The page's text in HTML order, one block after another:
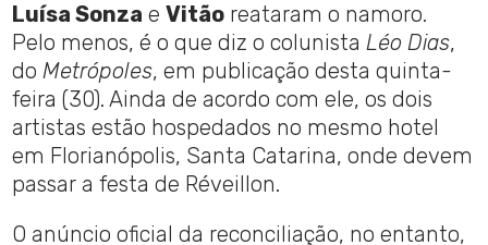
Luísa Sonza eVitão reataram o namoro.
Pelo menos, é o que diz o colunistaLéo Dias,
doMetrópoles, em publicação desta quinta-
feira (30). Ainda de acordo com ele, os dois
artistas estão hospedados no mesmo hotel
em Florianópolis, Santa Catarina, onde devem
passar a festa de Réveillon.
O anúncio oficial da reconciliação, no entanto,